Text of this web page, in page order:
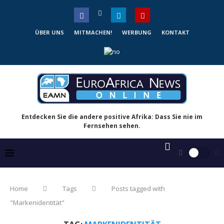
ÜBER UNS MITMACHEN! WERBUNG KONTAKT
Entdecken Sie die andere positive Afrika: Dass Sie nie im
Fernsehen sehen.
Home Tags
Posts tagged with
"Markenidentität"